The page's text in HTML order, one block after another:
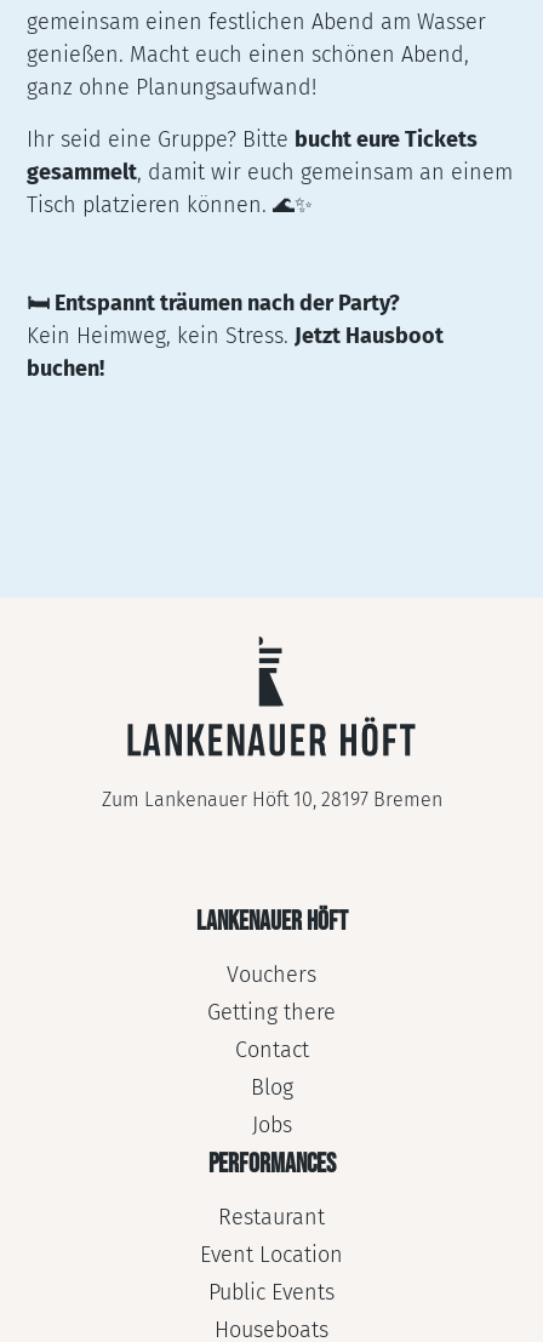
gemeinsam einen festlichen Abend am Wasser
genießen. Macht euch einen schönen Abend,
ganz ohne Planungsaufwand!
Ihr seid eine Gruppe? Bitte bucht eure Tickets
gesammelt, damit wir euch gemeinsam an einem
Tisch platzieren können. 🌊✨
🛏️ Entspannt träumen nach der Party?
Kein Heimweg, kein Stress. Jetzt Hausboot
buchen!
Zum Lankenauer Höft 10, 28197 Bremen
LANKENAUER HÖFT
Vouchers
Getting there
Contact
Blog
Jobs
PERFORMANCES
Restaurant
Event Location
Public Events
Houseboats